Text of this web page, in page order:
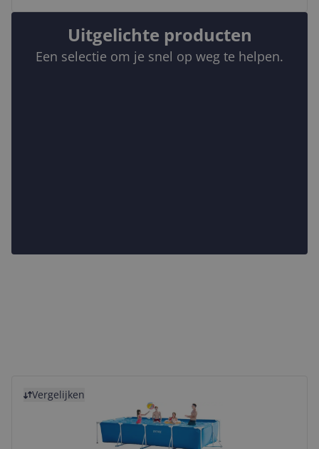
Uitgelichte producten
Een selectie om je snel op weg te helpen.
Vergelijken